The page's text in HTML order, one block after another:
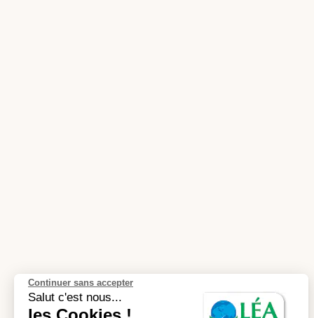
Continuer sans accepter
Salut c'est nous...